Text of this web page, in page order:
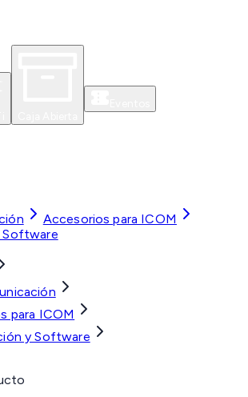
Accesorios para ICOM
Software
para ICOM
y Software